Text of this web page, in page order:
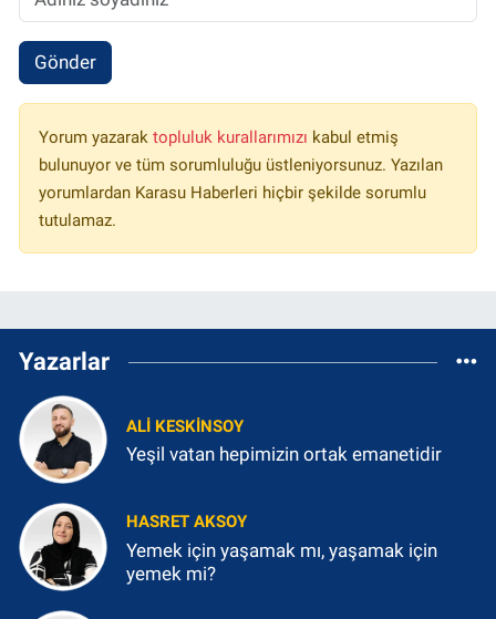
Gönder
Yorum yazarak topluluk kurallarımızı kabul etmiş
bulunuyor ve tüm sorumluluğu üstleniyorsunuz. Yazılan
yorumlardan Karasu Haberleri hiçbir şekilde sorumlu
tutulamaz.
Yazarlar
ALI KESKINSOY
Yeşil vatan hepimizin ortak emanetidir
HASRET AKSOY
Yemek için yaşamak mı, yaşamak için
yemek mi?